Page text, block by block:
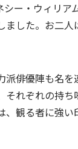
ー・ウィリ
した。お二
俳優陣も名を
れぞれの持
観る者に強